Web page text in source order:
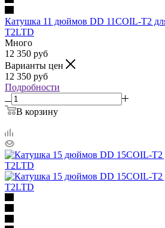
Катушка 11 дюймов DD 11COIL-T2
T2LTD
Много
12 350 руб
Варианты цен
12 350 руб
Подробности
В корзину